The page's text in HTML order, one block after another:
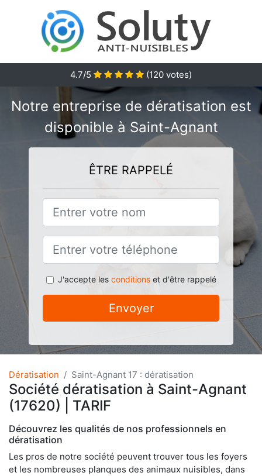
4.7/5 (120 votes)
Notre entreprise de dératisation est
disponible à Saint-Agnant
ÊTRE RAPPELÉ
J'accepte les conditionset d'être rappelé
Envoyer
Dératisation Saint-Agnant 17 : dératisation
Société dératisation à Saint-Agnant
(17620) | TARIF
Découvrez les qualités de nos professionnels en
dératisation
Les pros de notre société peuvent trouver tous les foyers
et les nombreuses planques des animaux nuisibles, dans